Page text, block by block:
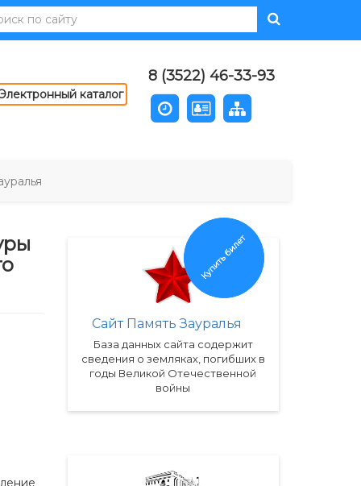
Купить билет
8 (3522) 46-33-93
каталог
Сайт Память Зауралья
База данных сайта содержит
сведения о земляках, погибших в
годы Великой Отечественной
войны